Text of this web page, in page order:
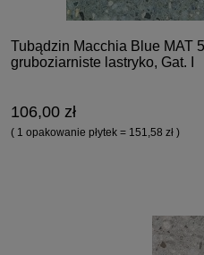
Tubądzin Macchia Blue MAT
gruboziarniste lastryko, Gat. I
106,00 zł
( 1 opakowanie płytek = 151,58 zł )